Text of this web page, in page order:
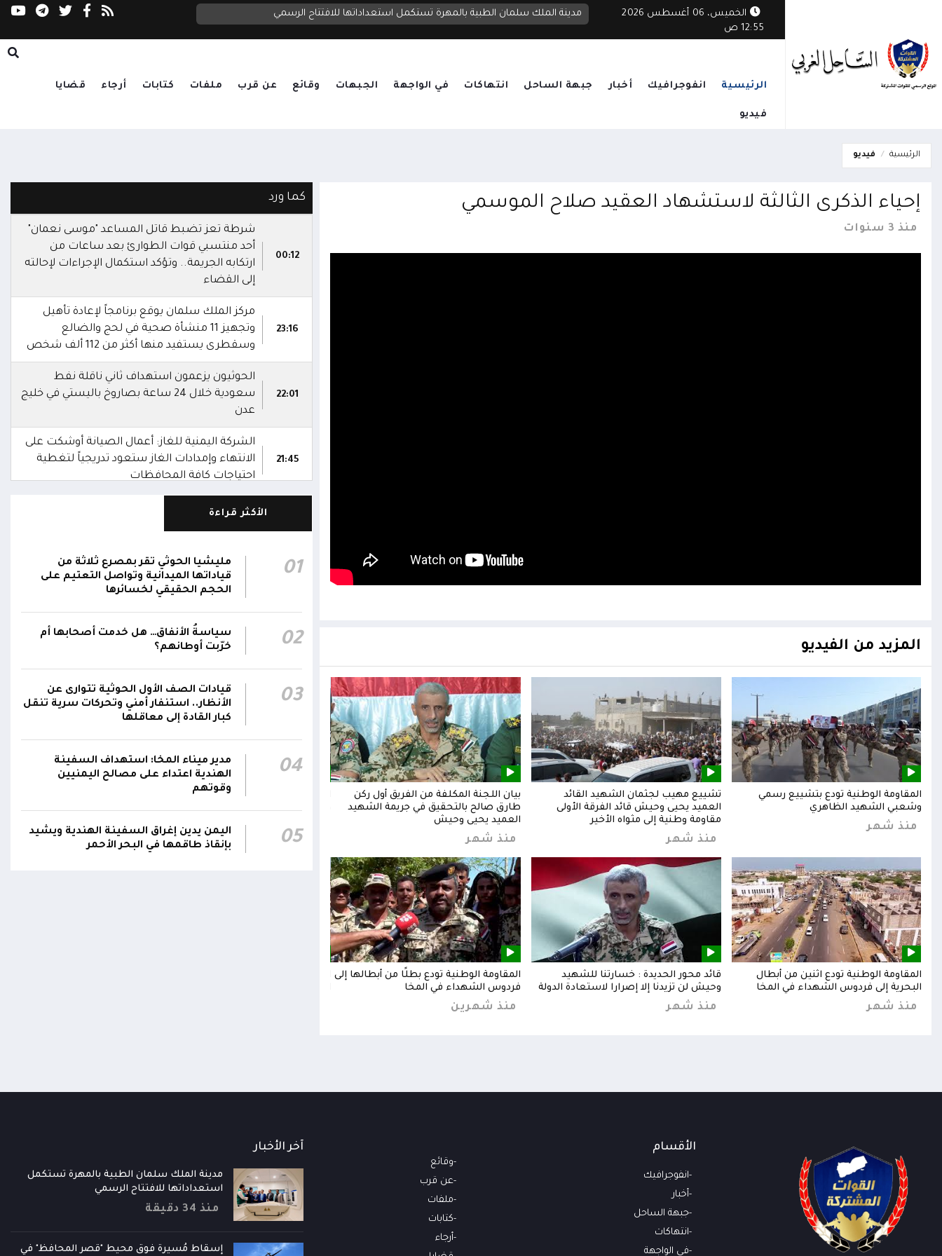
الخميس، 06 أغسطس 2026
12:55 ص
تعز تؤكد التزامها الكامل بتنفيذ آلية صرف المرتبات الجديدة مدينة الملك سلمان الطبية بالمهرة تستكمل استعداداتها للافتتاح الرسمي إسقاط مُسيرة فوق محيط "قصر المحافظ" في
الرئيسية انفوجرافيك أخبار جبهة الساحل انتهاكات في الواجهة الجبهات وقائع عن قرب ملفات كتابات أرجاء قضايا
فيديو
الرئيسية فيديو
إحياء الذكرى الثالثة لاستشهاد العقيد صلاح الموسمي
منذ 3 سنوات
المزيد من الفيديو
المقاومة الوطنية تودع بتشييع رسمي
وشعبي الشهيد الظاهري
منذ شهر
تشييع مهيب لجثمان الشهيد القائد
العميد يحيى وحيش قائد الفرقة الأولى
مقاومة وطنية إلى مثواه الأخير
منذ شهر
بيان اللجنة المكلفة من الفريق أول ركن
طارق صالح بالتحقيق في جريمة الشهيد
العميد يحيى وحيش
منذ شهر
المقاومة الوطنية تودع اثنين من أبطال
البحرية إلى فردوس الشهداء في المخا
منذ شهر
قائد محور الحديدة : خسارتنا للشهيد
وحيش لن تزيدنا إلا إصرارا لاستعادة الدولة
منذ شهر
المقاومة الوطنية تودع بطلًا من أبطالها إلى
فردوس الشهداء في المخا
منذ شهرين
المقاومة الوطنية تودع بتشييع رسمي
منذ شهر
منذ شهر
كما ورد
00:12
شرطة تعز تضبط قاتل المساعد "موسى نعمان"
أحد منتسبي قوات الطوارئ بعد ساعات من
ارتكابه الجريمة.. وتؤكد استكمال الإجراءات لإحالته
إلى القضاء
23:16
مركز الملك سلمان يوقع برنامجاً لإعادة تأهيل
وتجهيز 11 منشأة صحية في لحج والضالع
وسقطرى يستفيد منها أكثر من 112 ألف شخص
22:01
الحوثيون يزعمون استهداف ثاني ناقلة نفط
سعودية خلال 24 ساعة بصاروخ باليستي في خليج
عدن
21:45
الشركة اليمنية للغاز: أعمال الصيانة أوشكت على
الانتهاء وإمدادات الغاز ستعود تدريجياً لتغطية
احتياجات كافة المحافظات
21:18
رئيس مجلس القيادة يُصدر قراراً بتعيين يحيى
الجهاز المركزي لأمن الدولة
21:13
رئيس مجلس القيادة يعين اللواء الركن طيار
والدفاع الجوي.. ويُعين العميد ناشر منصور باجري
رئيساً لأركانها
21:10
قرارات رئاسية بتعيين أحمد سعيد بن بريك وراشد
ناصر الجند مستشارين لرئيس مجلس القيادة
الرئاسي وترقيتهما إلى رتبة فريق
هيئة بريطانية: انفجار قوي قرب سفينة تجارية على
بُعد 95 ميلاً بحرياً جنوب شرق عدن دون إصابات
الأكثر قراءة
01
مليشيا الحوثي تقر بمصرع ثلاثة من
قياداتها الميدانية وتواصل التعتيم على
الحجم الحقيقي لخسائرها
02
سياسةُ الأنفاق… هل خدمت أصحابها أم
خرّبت أوطانهم؟
03
قيادات الصف الأول الحوثية تتوارى عن
الأنظار.. استنفار أمني وتحركات سرية تنقل
كبار القادة إلى معاقلها
04
مدير ميناء المخا: استهداف السفينة
الهندية اعتداء على مصالح اليمنيين
وقوتهم
05
اليمن يدين إغراق السفينة الهندية ويشيد
بإنقاذ طاقمها في البحر الأحمر
الأقسام
انفوجرافيك
أخبار
جبهة الساحل
انتهاكات
في الواجهة
وقائع
عن قرب
ملفات
كتابات
أرجاء
آخر الأخبار
مدينة الملك سلمان الطبية بالمهرة تستكمل
استعداداتها للافتتاح الرسمي
منذ 34 دقيقة
إسقاط مُسيرة فوق محيط "قصر المحافظ" في